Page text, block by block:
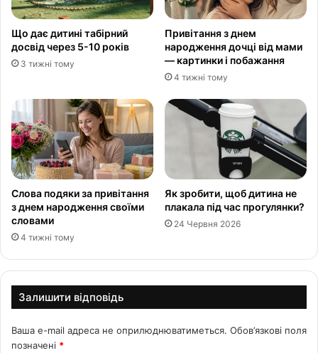
Що дає дитині табірний
досвід через 5-10 років
3 тижні тому
Привітання з днем
народження дочці від мами
— картинки і побажання
4 тижні тому
Слова подяки за привітання
з днем народження своїми
словами
4 тижні тому
Як зробити, щоб дитина не
плакала під час прогулянки?
24 Червня 2026
Залишити відповідь
Ваша e-mail адреса не оприлюднюватиметься. Обов’язкові поля
позначені *